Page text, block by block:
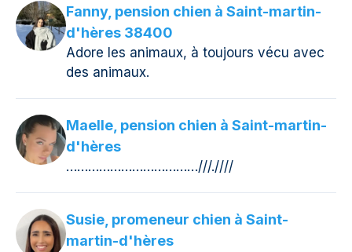
Fanny, pension chien à Saint-martin-
d'hères 38400
Adore les animaux, à toujours vécu avec
des animaux.
Maelle, pension chien à Saint-martin-
d'hères
………………………………///.////
Susie, promeneur chien à Saint-
martin-d'hères